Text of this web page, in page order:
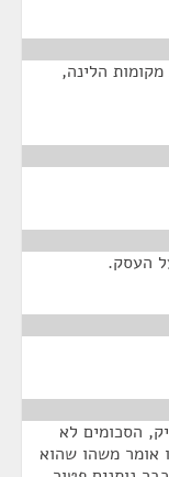
הלינה,
העסק.
הסכומים לא
אומר משהו שהוא